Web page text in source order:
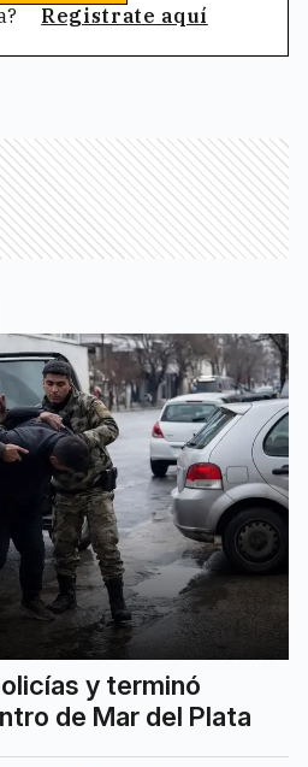
Registrate aquí
y terminó
de Mar del Plata